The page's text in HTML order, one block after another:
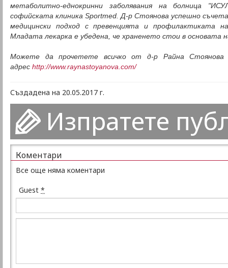
метаболитно-еднокринни заболявания на болница
софийската клиника Sportmed. Д-р Стоянова успешно
медицински подход с превенцията и профилактиката
Младата лекарка е убедена, че храненето стои в основата
Можете да прочетете всичко от д-р Райна Стоянова
адрес http://www.raynastoyanova.com/
Създадена на 20.05.2017 г.
Изпратете
Коментари
Все още няма коментари
Guest *